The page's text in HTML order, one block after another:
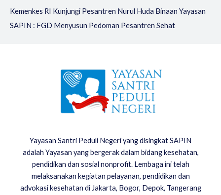
Kemenkes RI Kunjungi Pesantren Nurul Huda Binaan Yayasan
SAPIN : FGD Menyusun Pedoman Pesantren Sehat
Yayasan Santri Peduli Negeri yang disingkat SAPIN
adalah Yayasan yang bergerak dalam bidang kesehatan,
pendidikan dan sosial nonprofit. Lembaga ini telah
melaksanakan kegiatan pelayanan, pendidikan dan
advokasi kesehatan di Jakarta, Bogor, Depok, Tangerang